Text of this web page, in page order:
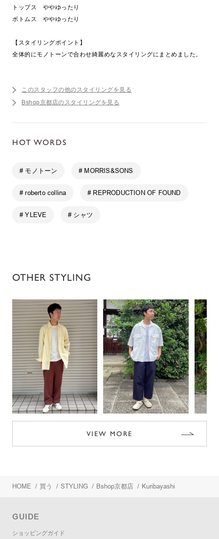
トップス ややゆったり
ボトムス ややゆったり
【スタイリングポイント】
全体的にモノトーンで合わせ綺麗めなスタイリングにまとめました。
このスタッフの他のスタイリングを見る
Bshop京都店のスタイリングを見る
HOT WORDS
# モノトーン # MORRIS&SONS
# roberto collina # REPRODUCTION OF FOUND
# YLEVE # シャツ
OTHER STYLING
VIEW MORE
HOME / 買う / STYLING / Bshop京都店 / Kuribayashi
GUIDE
ショッピングガイド